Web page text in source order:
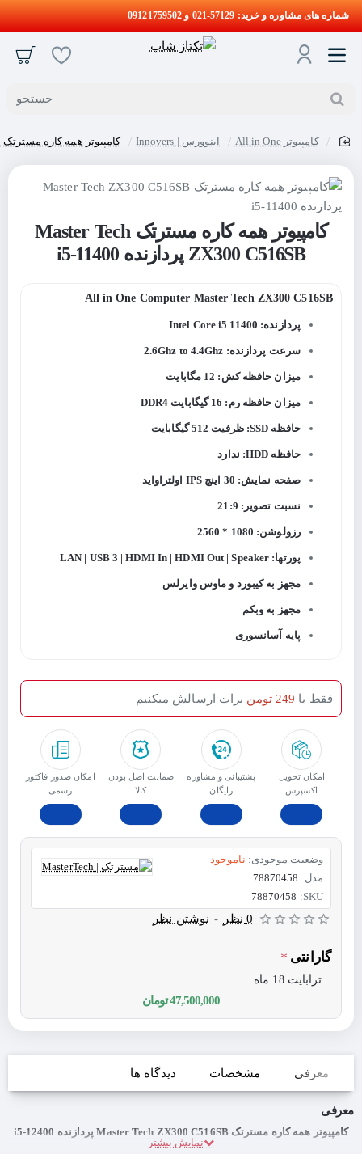
شماره های مشاوره و خرید: 57129-021 و 09121759502
جستجو
کامپیوتر All in One اینوورس | Innovers کامپیوتر همه کاره مسترتک Master Tech ZX300 C516SB پردازنده i5-11400
کامپیوتر همه کاره مسترتک Master Tech
ZX300 C516SB پردازنده i5-11400
All in One Computer Master Tech ZX300 C516SB
پردازنده: Intel Core i5 11400
سرعت پردازنده: 2.6Ghz to 4.4Ghz
میزان حافظه کش: 12 مگابایت
میزان حافظه رم: 16 گیگابایت DDR4
حافظه SSD: ظرفیت 512 گیگابایت
حافظه HDD: ندارد
صفحه نمایش: 30 اینچ IPS اولتراواید
نسبت تصویر: 21:9
رزولوشن: 1080 * 2560
پورتها: LAN | USB 3 | HDMI In | HDMI Out | Speaker
مجهز به کیبورد و ماوس وایرلس
مجهز به وبکم
پایه آسانسوری
امکان تحویل
اکسپرس
پشتیبانی و مشاوره
رایگان
ﺿﻤﺎﻧﺖ اﺻﻞ ﺑﻮدن
ﮐﺎﻟﺎ
امکان صدور فاکتور
رسمی
فقط با 249 تومن برات ارسالش میکنیم
وضعیت موجودی: ناموجود
مدل: 78870458
SKU:
78870458
0 نظر - نوشتن نظر
گارانتی
ترابایت 18 ماه
47,500,000 تومان
معرفی مشخصات دیدگاه ها
معرفی
کامپیوتر همه کاره مسترتک Master Tech ZX300 C516SB پردازنده i5-12400